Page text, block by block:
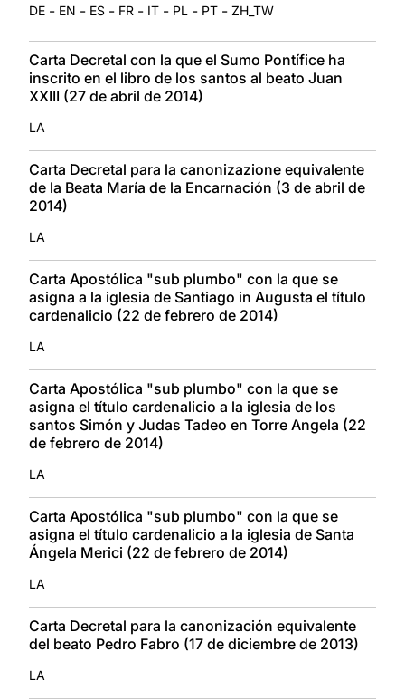
DE - EN - ES - FR - IT - PL - PT - ZH_TW
Carta Decretal con la que el Sumo Pontífice ha
inscrito en el libro de los santos al beato Juan
XXIII (27 de abril de 2014)
LA
Carta Decretal para la canonizazione equivalente
de la Beata María de la Encarnación (3 de abril de
2014)
LA
Carta Apostólica "sub plumbo" con la que se
asigna a la iglesia de Santiago in Augusta el título
cardenalicio (22 de febrero de 2014)
LA
Carta Apostólica "sub plumbo" con la que se
asigna el título cardenalicio a la iglesia de los
santos Simón y Judas Tadeo en Torre Angela (22
de febrero de 2014)
LA
Carta Apostólica "sub plumbo" con la que se
asigna el título cardenalicio a la iglesia de Santa
Ángela Merici (22 de febrero de 2014)
LA
Carta Decretal para la canonización equivalente
del beato Pedro Fabro (17 de diciembre de 2013)
LA